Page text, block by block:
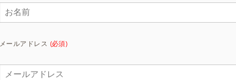
メールアドレス (必須)